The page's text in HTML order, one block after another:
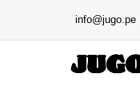
info@jugo.pe